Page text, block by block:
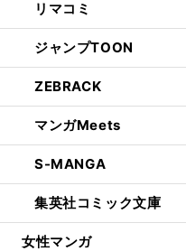
リマコミ
ジャンプTOON
ZEBRACK
マンガMeets
S-MANGA
集英社コミック文庫
女性マンガ